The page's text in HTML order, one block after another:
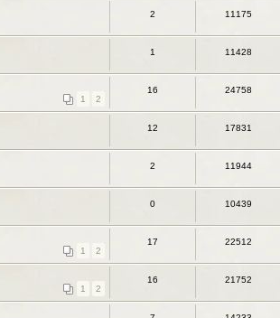
2 11175
1 11428
1 2
16 24758
12 17831
2 11944
0 10439
1 2
17 22512
1 2
16 21752